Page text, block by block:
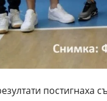
постигнаха